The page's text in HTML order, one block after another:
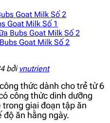
Goat Milk Số 2
Goat Milk Số 1
Bubs Goat Milk Số 2
Goat Milk Số 2
bởi vnutrient
thức dành cho trẻ từ 6
công thức dinh dưỡng
trong giai đoạn tập ăn
ăn hằng ngày.